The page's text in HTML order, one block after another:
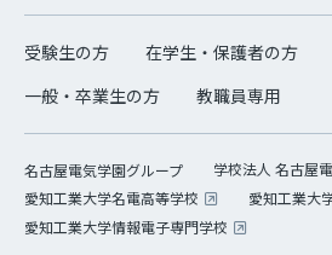
受験生の方 在学生・保護者の方
一般・卒業生の方
教職員専用
名古屋電気学園グループ
学校法人 名古屋
愛知工業大学名電高等学校
愛知工業大
愛知工業大学情報電子専門学校